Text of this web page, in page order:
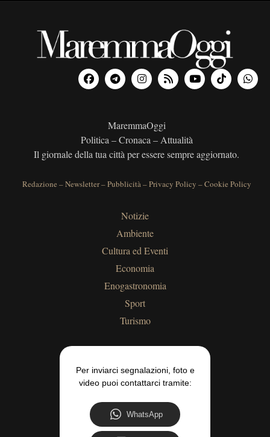
MaremmaOggi
Politica – Cronaca – Attualità
Il giornale della tua città per essere sempre aggiornato.
Redazione –Newsletter–Pubblicità–Privacy Policy –Cookie Policy
Notizie
Ambiente
Cultura ed Eventi
Economia
Enogastronomia
Sport
Turismo
Per inviarci segnalazioni, foto e
video puoi contattarci tramite:
WhatsApp